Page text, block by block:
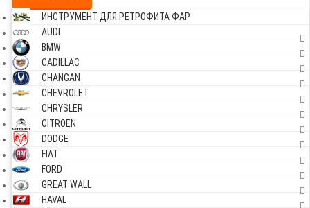
ИНСТРУМЕНТ ДЛЯ РЕТРОФИТА ФАР
AUDI
BMW
CADILLAC
CHANGAN
CHEVROLET
CHRYSLER
CITROEN
DODGE
FIAT
FORD
GREAT WALL
HAVAL